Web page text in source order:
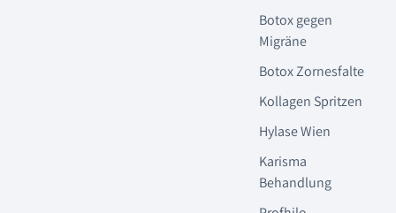
Botox gegen
Migräne
Botox Zornesfalte
Kollagen Spritzen
Hylase Wien
Karisma
Behandlung